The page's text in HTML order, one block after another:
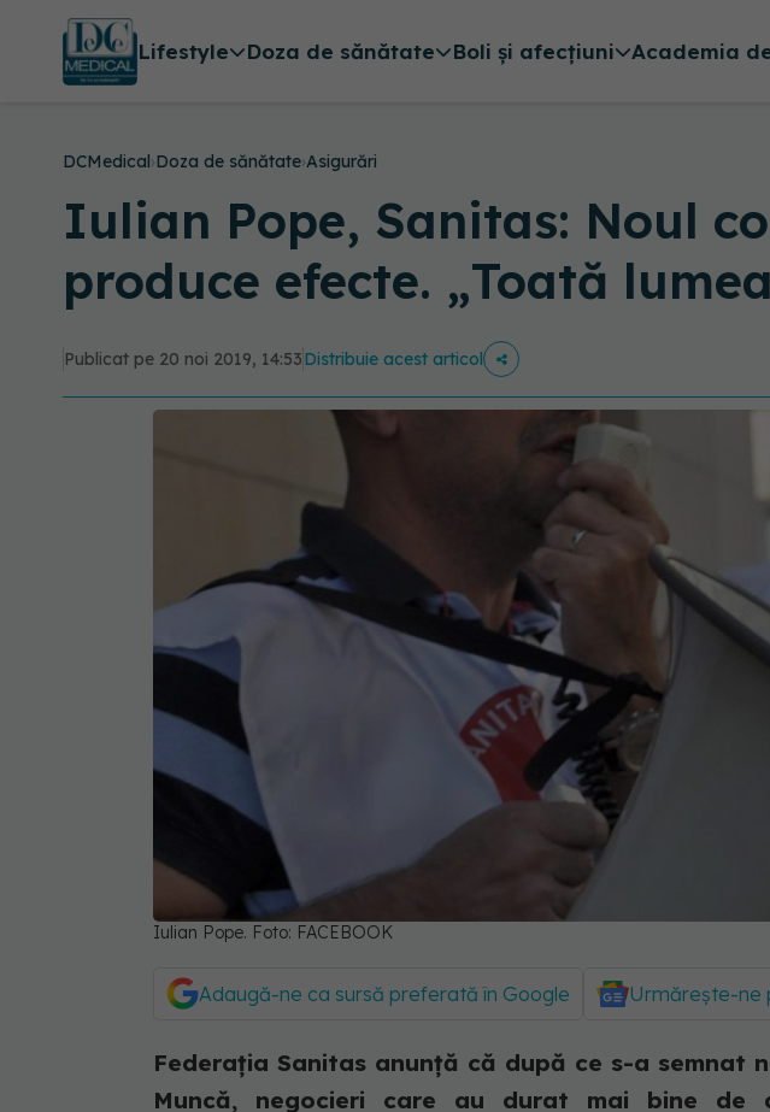
Lifestyle Doza de sănătate Boli și afecțiuni Academia
DCMedical›Doza de sănătate›Asigurări
Iulian Pope, Sanitas: Noul
produce efecte. „Toată
Publicat pe 20 noi 2019, 14:53Distribuie acest articol
Iulian Pope. Foto: FACEBOOK
Adaugă-ne ca sursă preferată în Google Urmărește-ne
Federația Sanitas anunță că după ce s-a semnat
Muncă, negocieri care au durat mai bine